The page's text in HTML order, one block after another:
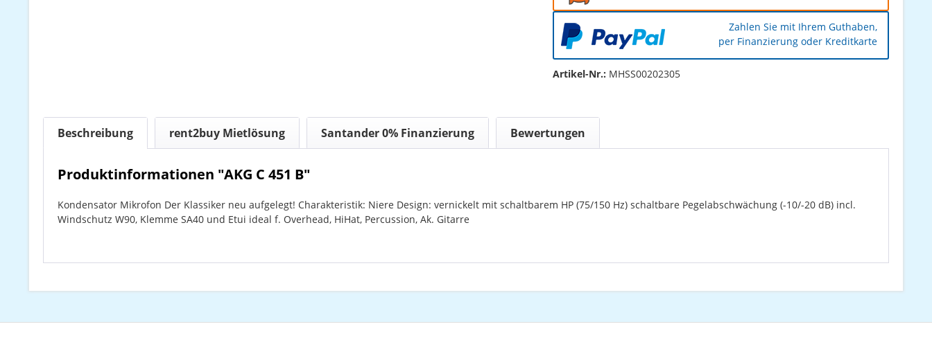
Zahlen Sie mit Ihrem Guthaben,
per Finanzierung oder Kreditkarte
Artikel-Nr.: MHSS00202305
Beschreibung rent2buy Mietlösung Santander 0% Finanzierung Bewertungen
Produktinformationen "AKG C 451 B"
Kondensator Mikrofon Der Klassiker neu aufgelegt! Charakteristik: Niere Design: vernickelt mit schaltbarem HP (75/150 Hz) schaltbare Pegelabschwächung (-10/-20 dB) incl.
Windschutz W90, Klemme SA40 und Etui ideal f. Overhead, HiHat, Percussion, Ak. Gitarre